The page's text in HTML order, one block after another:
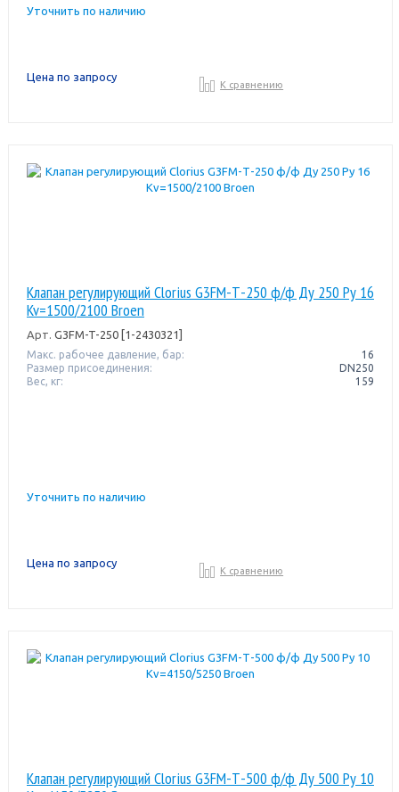
Уточнить по наличию
Цена по запросу
К сравнению
Клапан регулирующий Clorius G3FM-Т-250 ф/ф Ду 250 Ру 16
Kv=1500/2100 Broen
Арт. G3FM-T-250 [1-2430321]
Макс. рабочее давление, бар:
16
Размер присоединения:
DN250
Вес, кг:
159
Уточнить по наличию
Цена по запросу
К сравнению
Клапан регулирующий Clorius G3FM-Т-500 ф/ф Ду 500 Ру 10